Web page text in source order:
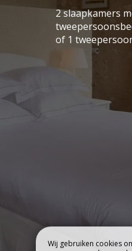
KAMERS &
2 slaapkamers
of 1
Wij gebruiken cookies